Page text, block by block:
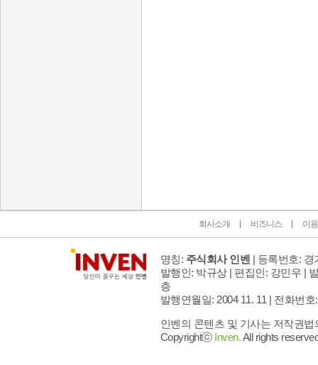
회사소개 비즈니스 이
명칭: 주식회사 인벤 | 등록번호: 경
발행인: 박규상 | 편집인: 강민우 |
층
발행연월일: 2004 11. 11 | 전화번호
인벤의 콘텐츠 및 기사는 저작권
Copyrightⓒ Inven.All rights